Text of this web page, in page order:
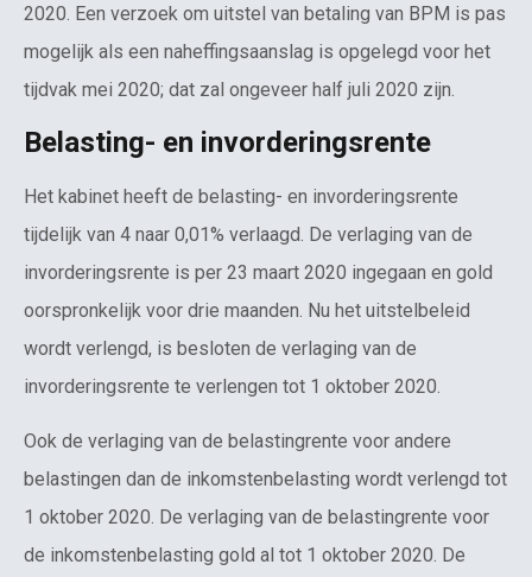
2020. Een verzoek om uitstel van betaling van BPM is pas
mogelijk als een naheffingsaanslag is opgelegd voor het
tijdvak mei 2020; dat zal ongeveer half juli 2020 zijn.
Belasting- en invorderingsrente
Het kabinet heeft de belasting- en invorderingsrente
tijdelijk van 4 naar 0,01% verlaagd. De verlaging van de
invorderingsrente is per 23 maart 2020 ingegaan en gold
oorspronkelijk voor drie maanden. Nu het uitstelbeleid
wordt verlengd, is besloten de verlaging van de
invorderingsrente te verlengen tot 1 oktober 2020.
Ook de verlaging van de belastingrente voor andere
belastingen dan de inkomstenbelasting wordt verlengd tot
1 oktober 2020. De verlaging van de belastingrente voor
de inkomstenbelasting gold al tot 1 oktober 2020. De